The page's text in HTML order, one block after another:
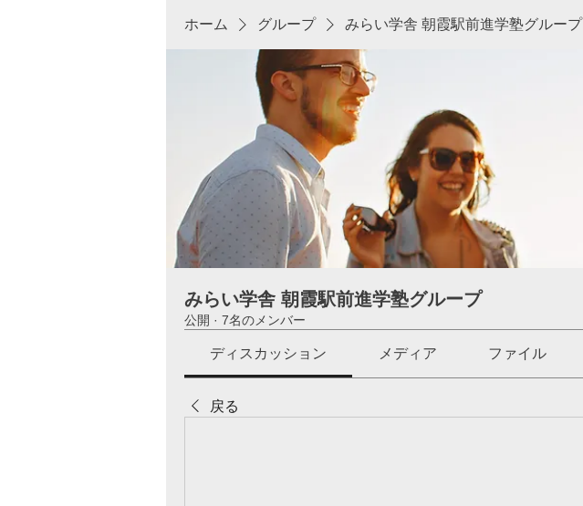
ホーム グループ みらい学舎 朝霞駅前進学塾グループ
みらい学舎 朝霞駅前進学塾グループ
公開 · 7名のメンバー
ディスカッション メディア ファイル
戻る